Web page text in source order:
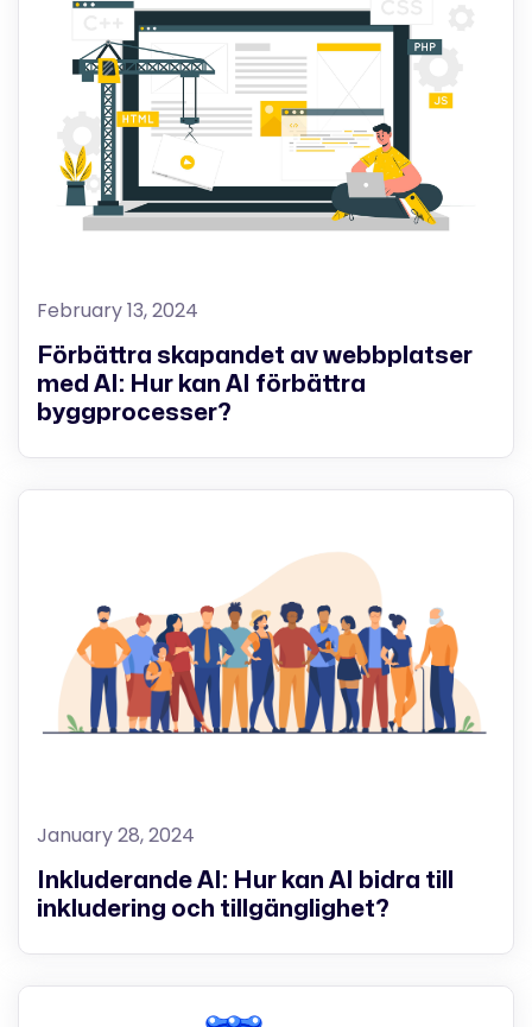
February 13, 2024
Förbättra skapandet av webbplatser
med AI: Hur kan AI förbättra
byggprocesser?
January 28, 2024
Inkluderande AI: Hur kan AI bidra till
inkludering och tillgänglighet?